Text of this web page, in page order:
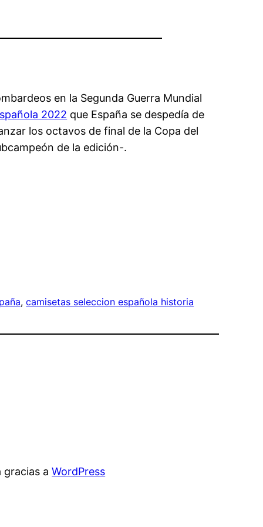
en la Segunda Guerra Mundial
2022 que España se despedía de
los octavos de final de la Copa del
de la edición-.
, camisetas seleccion española historia
gracias aWordPress